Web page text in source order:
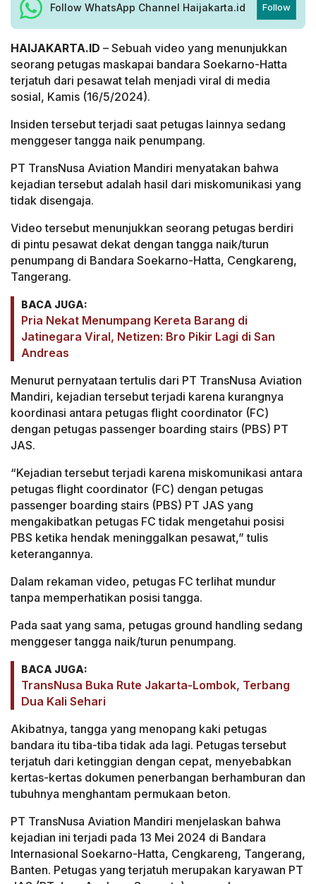
Follow WhatsApp Channel Haijakarta.id Follow
HAIJAKARTA.ID – Sebuah video yang menunjukkan
seorang petugas maskapai bandara Soekarno-Hatta
terjatuh dari pesawat telah menjadi viral di media
sosial, Kamis (16/5/2024).
Insiden tersebut terjadi saat petugas lainnya sedang
menggeser tangga naik penumpang.
PT TransNusa Aviation Mandiri menyatakan bahwa
kejadian tersebut adalah hasil dari miskomunikasi yang
tidak disengaja.
Video tersebut menunjukkan seorang petugas berdiri
di pintu pesawat dekat dengan tangga naik/turun
penumpang di Bandara Soekarno-Hatta, Cengkareng,
Tangerang.
BACA JUGA:
Pria Nekat Menumpang Kereta Barang di
Jatinegara Viral, Netizen: Bro Pikir Lagi di San
Andreas
Menurut pernyataan tertulis dari PT TransNusa Aviation
Mandiri, kejadian tersebut terjadi karena kurangnya
koordinasi antara petugas flight coordinator (FC)
dengan petugas passenger boarding stairs (PBS) PT
JAS.
“Kejadian tersebut terjadi karena miskomunikasi antara
petugas flight coordinator (FC) dengan petugas
passenger boarding stairs (PBS) PT JAS yang
mengakibatkan petugas FC tidak mengetahui posisi
PBS ketika hendak meninggalkan pesawat,” tulis
keterangannya.
Dalam rekaman video, petugas FC terlihat mundur
tanpa memperhatikan posisi tangga.
Pada saat yang sama, petugas ground handling sedang
menggeser tangga naik/turun penumpang.
BACA JUGA:
TransNusa Buka Rute Jakarta-Lombok, Terbang
Dua Kali Sehari
Akibatnya, tangga yang menopang kaki petugas
bandara itu tiba-tiba tidak ada lagi. Petugas tersebut
terjatuh dari ketinggian dengan cepat, menyebabkan
kertas-kertas dokumen penerbangan berhamburan dan
tubuhnya menghantam permukaan beton.
PT TransNusa Aviation Mandiri menjelaskan bahwa
kejadian ini terjadi pada 13 Mei 2024 di Bandara
Internasional Soekarno-Hatta, Cengkareng, Tangerang,
Banten. Petugas yang terjatuh merupakan karyawan PT